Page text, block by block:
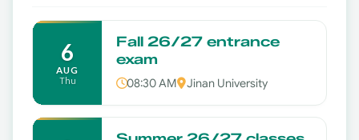
6
AUG
Thu
Fall 26/27 entrance
exam
08:30 AM Jinan University